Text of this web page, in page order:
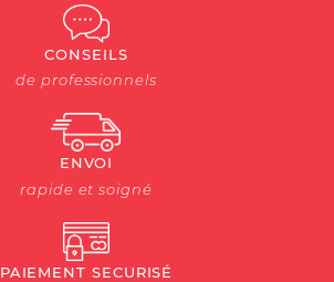
CONSEILS
de professionnels
ENVOI
rapide et soigné
PAIEMENT SECURISÉ